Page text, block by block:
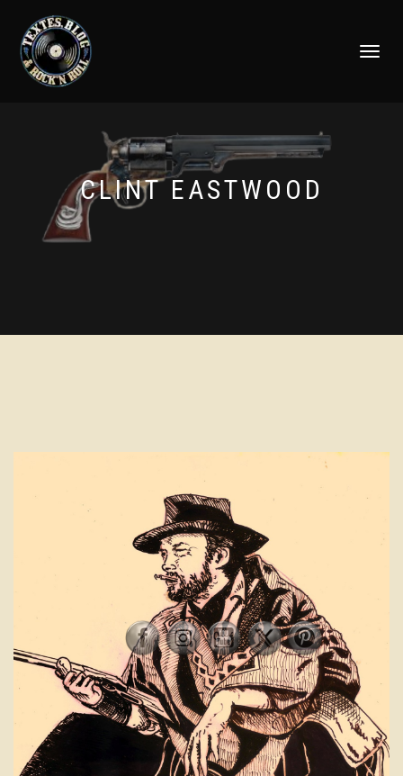
DÉPLIER
CLINT EASTWOOD